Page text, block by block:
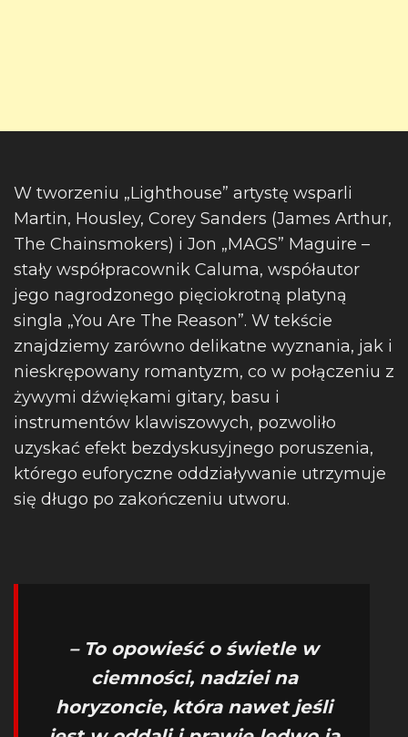
W tworzeniu „Lighthouse” artystę wsparli
Martin, Housley, Corey Sanders (James Arthur,
The Chainsmokers) i Jon „MAGS” Maguire –
stały współpracownik Caluma, współautor
jego nagrodzonego pięciokrotną platyną
singla „You Are The Reason”. W tekście
znajdziemy zarówno delikatne wyznania, jak i
nieskrępowany romantyzm, co w połączeniu z
żywymi dźwiękami gitary, basu i
instrumentów klawiszowych, pozwoliło
uzyskać efekt bezdyskusyjnego poruszenia,
którego euforyczne oddziaływanie utrzymuje
się długo po zakończeniu utworu.
– To opowieść o świetle w
ciemności, nadziei na
horyzoncie, która nawet jeśli